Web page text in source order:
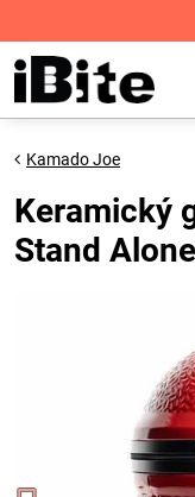
Kamado Joe
Keramický
Stand